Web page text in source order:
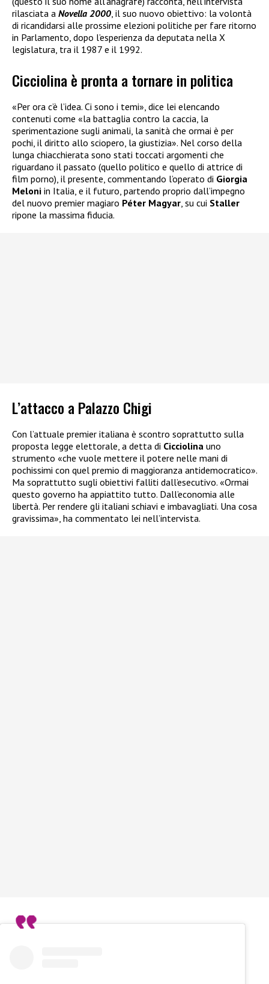
rilasciata a Novella 2000, il suo nuovo obiettivo: la volontà
di ricandidarsi alle prossime elezioni politiche per fare ritorno
in Parlamento, dopo l’esperienza da deputata nella X
legislatura, tra il 1987 e il 1992.
Cicciolina è pronta a tornare in politica
«Per ora c’è l’idea. Ci sono i temi», dice lei elencando
contenuti come «la battaglia contro la caccia, la
sperimentazione sugli animali, la sanità che ormai è per
pochi, il diritto allo sciopero, la giustizia». Nel corso della
lunga chiacchierata sono stati toccati argomenti che
riguardano il passato (quello politico e quello di attrice di
film porno), il presente, commentando l’operato di Giorgia
Meloni in Italia, e il futuro, partendo proprio dall’impegno
del nuovo premier magiaro Péter Magyar , su cui Staller
ripone la massima fiducia.
L’attacco a Palazzo Chigi
Con l’attuale premier italiana è scontro soprattutto sulla
proposta legge elettorale, a detta di Cicciolina uno
strumento «che vuole mettere il potere nelle mani di
pochissimi con quel premio di maggioranza antidemocratico».
Ma soprattutto sugli obiettivi falliti dall’esecutivo. «Ormai
questo governo ha appiattito tutto. Dall’economia alle
libertà. Per rendere gli italiani schiavi e imbavagliati. Una cosa
gravissima», ha commentato lei nell’intervista.